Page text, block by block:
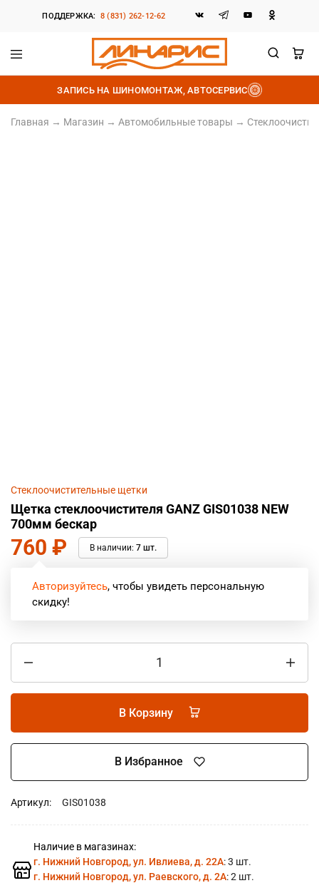
ПОДДЕРЖКА: 8 (831) 262-12-62
Линарис
Продажа
шин,
дисков
и
аккумуляторов
ЗАПИСЬ НА ШИНОМОНТАЖ, АВТОСЕРВИС
Главная → Магазин → Автомобильные товары →
Стеклоочистительные щетки
Щетка стеклоочистителя GANZ GIS01038 NEW
700мм бескар
760 ₽ В наличии: 7 шт.
Авторизуйтесь, чтобы увидеть персональную
скидку!
В Корзину
В Избранное
Артикул: GIS01038
Наличие в магазинах:
г. Нижний Новгород, ул. Ивлиева, д. 22А: 3 шт.
г. Нижний Новгород, ул. Раевского, д. 2А: 2 шт.